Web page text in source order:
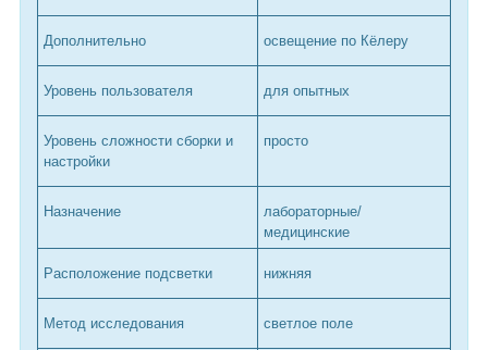
Дополнительно освещение по Кёлеру
Уровень пользователя для опытных
Уровень сложности сборки и
настройки
просто
Назначение
лабораторные/
медицинские
Расположение подсветки нижняя
Метод исследования светлое поле